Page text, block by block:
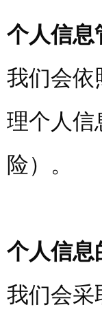
个人信息
我们会依
理个人信
险）。
个人信息
我们会采